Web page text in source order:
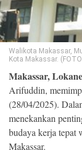
Walikota Makassar,
Kota Makassar.
Makassar,
Arifuddin,
(28/04/2025).
menekankan
budaya kerja tepat
Makassar.